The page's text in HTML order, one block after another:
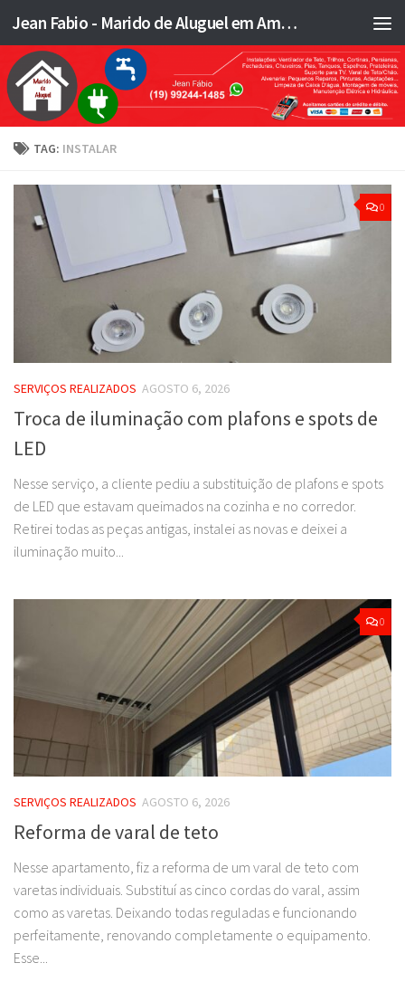
Skip to content Jean Fabio - Marido de Aluguel em Americana SP e região - JFMA
TAG: INSTALAR
0
SERVIÇOS REALIZADOS AGOSTO 6, 2026
Troca de iluminação com plafons e spots de
LED
Nesse serviço, a cliente pediu a substituição de plafons e spots
de LED que estavam queimados na cozinha e no corredor.
Retirei todas as peças antigas, instalei as novas e deixei a
iluminação muito...
0
SERVIÇOS REALIZADOS AGOSTO 6, 2026
Reforma de varal de teto
Nesse apartamento, fiz a reforma de um varal de teto com
varetas individuais. Substituí as cinco cordas do varal, assim
como as varetas. Deixando todas reguladas e funcionando
perfeitamente, renovando completamente o equipamento.
Esse...